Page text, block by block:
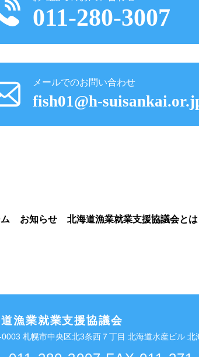
011-280-3007
メールでのお問い合わせ
fish01@h-
お知らせ 北海道漁業就業支援協議会とは
漁業就業支援協議会
札幌市中央区北3条西７丁目 北海道水産ビル 北